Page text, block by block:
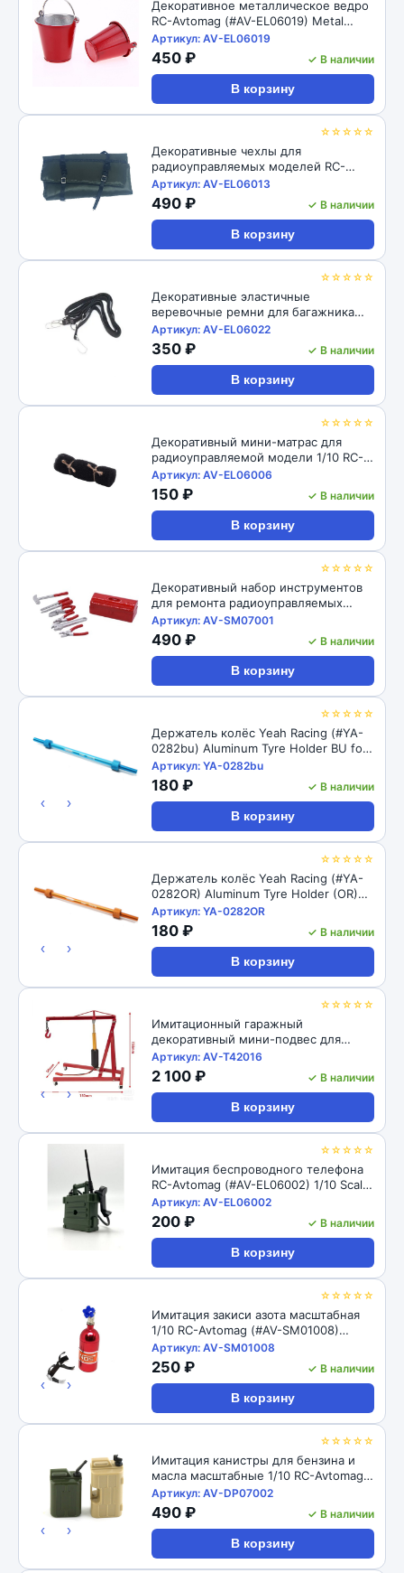
Декоративное металлическое ведро
RC-Avtomag (#AV-EL06019) Metal
Bucket Decoration
Артикул: AV-EL06019
450 ₽ ✓ В наличии
В корзину
☆☆☆☆☆
Декоративные чехлы для
радиоуправляемых моделей RC-
Avtomag (#AV-EL06013) RC Model
Decoration Body bags
Артикул: AV-EL06013
490 ₽ ✓ В наличии
В корзину
☆☆☆☆☆
Декоративные эластичные
веревочные ремни для багажника
радиоуправляемой машины RC-
Avtomag (#AV-EL06022) 1:10 1:8 Scale
Elastic Rope Straps for RC Car Luggage
Rack 5pcs/Bag
Артикул: AV-EL06022
350 ₽ ✓ В наличии
В корзину
☆☆☆☆☆
Декоративный мини-матрас для
радиоуправляемой модели 1/10 RC-
Avtomag (#AV-EL06006) RC Model
Decoration Mini Mattress 1/10
Артикул: AV-EL06006
150 ₽ ✓ В наличии
В корзину
☆☆☆☆☆
Декоративный набор инструментов
для ремонта радиоуправляемых
моделей 1/10 RC-Avtomag (#AV-
SM07001) Mini Repair Toolbox
Decorative Accessory for 1/10 RC
Crawler 8pcs/set
Артикул: AV-SM07001
490 ₽ ✓ В наличии
В корзину
☆☆☆☆☆
‹ ›
Держатель колёс Yeah Racing (#YA-
0282bu) Aluminum Tyre Holder BU for
1:10 EP GP Cars
Артикул: YA-0282bu
180 ₽ ✓ В наличии
В корзину
☆☆☆☆☆
‹ ›
Держатель колёс Yeah Racing (#YA-
0282OR) Aluminum Tyre Holder (OR)
for 1:10 EP & GP Cars
Артикул: YA-0282OR
180 ₽ ✓ В наличии
В корзину
☆☆☆☆☆
‹ ›
Имитационный гаражный
декоративный мини-подвес для
двигателя RC-Avtomag (#AV-T42016)
1/8 1/10 Simulation Garage Decoration
Mini Engine Hanger Electric Crane Jack
For 1/8 1/10 RC Cars
Артикул: AV-T42016
2 100 ₽ ✓ В наличии
В корзину
☆☆☆☆☆
Имитация беспроводного телефона
RC-Avtomag (#AV-EL06002) 1/10 Scale
RC Crawler Car Decoration Radiophone
Артикул: AV-EL06002
200 ₽ ✓ В наличии
В корзину
☆☆☆☆☆
‹ ›
Имитация закиси азота масштабная
1/10 RC-Avtomag (#AV-SM01008)
Aluminum Nos Nitrous Oxide Balance
Weight Bottle 1/10
Артикул: AV-SM01008
250 ₽ ✓ В наличии
В корзину
☆☆☆☆☆
‹ ›
Имитация канистры для бензина и
масла масштабные 1/10 RC-Avtomag
(#AV-DP07002) RC Oil Tank Decoration
Set for 1/10 RC Crawler
Артикул: AV-DP07002
490 ₽ ✓ В наличии
В корзину